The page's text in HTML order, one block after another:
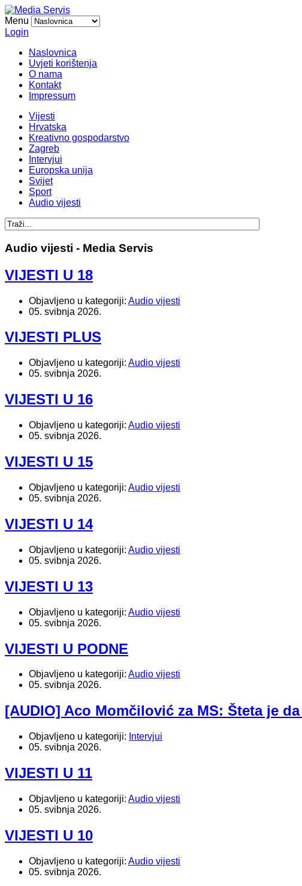
Menu
Login
Naslovnica
Uvjeti korištenja
O nama
Kontakt
Impressum
Vijesti
Hrvatska
Kreativno gospodarstvo
Zagreb
Intervjui
Europska unija
Svijet
Sport
Audio vijesti
Audio vijesti - Media Servis
VIJESTI U 18
Objavljeno u kategoriji: Audio vijesti
05. svibnja 2026.
VIJESTI PLUS
Objavljeno u kategoriji: Audio vijesti
05. svibnja 2026.
VIJESTI U 16
Objavljeno u kategoriji: Audio vijesti
05. svibnja 2026.
VIJESTI U 15
Objavljeno u kategoriji: Audio vijesti
05. svibnja 2026.
VIJESTI U 14
Objavljeno u kategoriji: Audio vijesti
05. svibnja 2026.
VIJESTI U 13
Objavljeno u kategoriji: Audio vijesti
05. svibnja 2026.
VIJESTI U PODNE
Objavljeno u kategoriji: Audio vijesti
05. svibnja 2026.
[AUDIO] Aco Momčilović za MS: Šteta je
Objavljeno u kategoriji: Intervjui
05. svibnja 2026.
VIJESTI U 11
Objavljeno u kategoriji: Audio vijesti
05. svibnja 2026.
VIJESTI U 10
Objavljeno u kategoriji: Audio vijesti
05. svibnja 2026.